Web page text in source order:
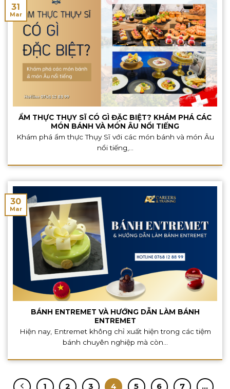
ẨM THỰC THỤY SĨ CÓ GÌ ĐẶC BIỆT? KHÁM PHÁ CÁC
MÓN BÁNH VÀ MÓN ÂU NỔI TIẾNG
Khám phá ẩm thực Thụy Sĩ với các món bánh và món Âu
nổi tiếng,...
31
Mar
BÁNH ENTREMET VÀ HƯỚNG DẪN LÀM BÁNH
ENTREMET
Hiện nay, Entremet không chỉ xuất hiện trong các tiệm
bánh chuyên nghiệp mà còn...
30
Mar
1 2 3 4 5 6 7
…